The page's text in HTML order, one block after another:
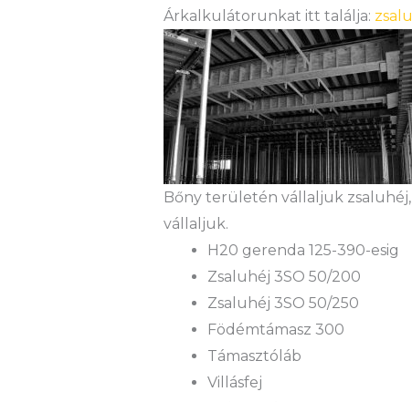
Árkalkulátorunkat itt találja:
Bőny területén vállaljuk
vállaljuk.
H20 gerenda 125-390-esig
Zsaluhéj 3SO 50/200
Zsaluhéj 3SO 50/250
Födémtámasz 300
Támasztóláb
Villásfej